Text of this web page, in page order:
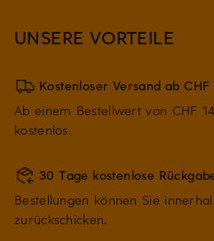
UNSERE VORTEILE
Kostenloser Versand ab CHF
Ab einem Bestellwert von CHF
kostenlos.
30 Tage kostenlose
Bestellungen können Sie
zurückschicken.